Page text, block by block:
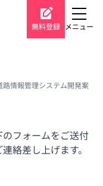
無料登録 メニュー
路情報管理システム開発案
フォームをご送付
絡差し上げます。